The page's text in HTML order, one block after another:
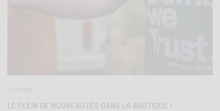
GOODIES
LE PLEIN DE NOUVEAUTÉS DANS LA BOUTIQUE !